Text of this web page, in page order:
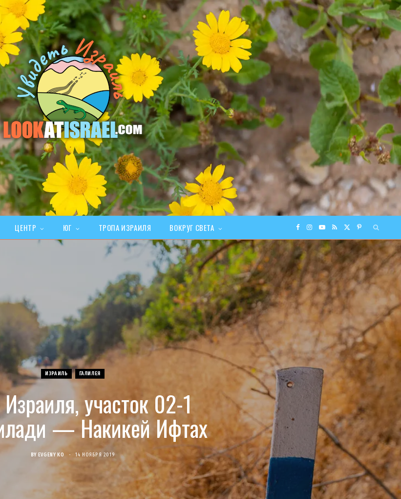
F
e
o
o
I
r
Y
o
u
T
R
S
(
T
w
i
t
t
r
P
r
t
ЦЕНТР ЮГ ТРОПА ИЗРАИЛЯ ВОКРУГ СВЕТА
ИЗРАИЛЬ ГАЛИЛЕЯ
участок 02-1
— Накикей Ифтах
BY EVGENY KO 14 НОЯБРЯ 2019